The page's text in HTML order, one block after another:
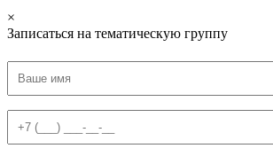
×
Записаться на тематическую группу